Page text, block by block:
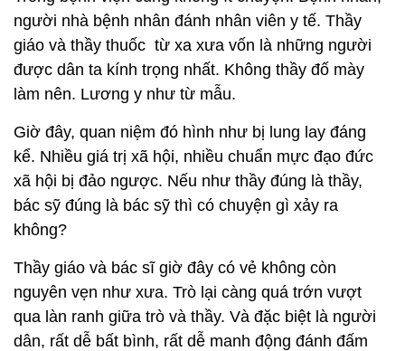
người nhà bệnh nhân đánh nhân viên y tế. Thầy
giáo và thầy thuốc từ xa xưa vốn là những người
được dân ta kính trọng nhất. Không thầy đố mày
làm nên. Lương y như từ mẫu.
Giờ đây, quan niệm đó hình như bị lung lay đáng
kể. Nhiều giá trị xã hội, nhiều chuẩn mực đạo đức
xã hội bị đảo ngược. Nếu như thầy đúng là thầy,
bác sỹ đúng là bác sỹ thì có chuyện gì xảy ra
không?
Thầy giáo và bác sĩ giờ đây có vẻ không còn
nguyên vẹn như xưa. Trò lại càng quá trớn vượt
qua làn ranh giữa trò và thầy. Và đặc biệt là người
dân, rất dễ bất bình, rất dễ manh động đánh đấm